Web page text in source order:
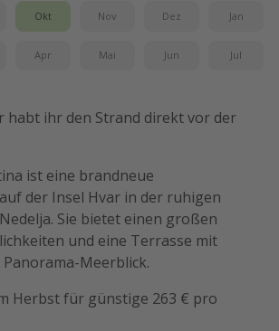
Türkei
Schweiz
Mallorca
Okt Nov Dez Jan
Apr Mai Jun Jul
habt ihr den Strand direkt vor der
ist eine brandneue
der Insel Hvar in der ruhigen
Sie bietet einen großen
und eine Terrasse mit
Meerblick.
Herbst für günstige 263 € pro